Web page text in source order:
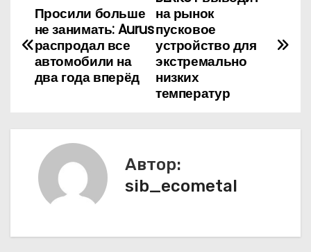
а
я
на рынок
пусковое
устройство для
экстремально
низких
температур
Просили больше
не занимать: Aurus
распродал все
автомобили на
два года вперёд
Автор:
sib_ecometal